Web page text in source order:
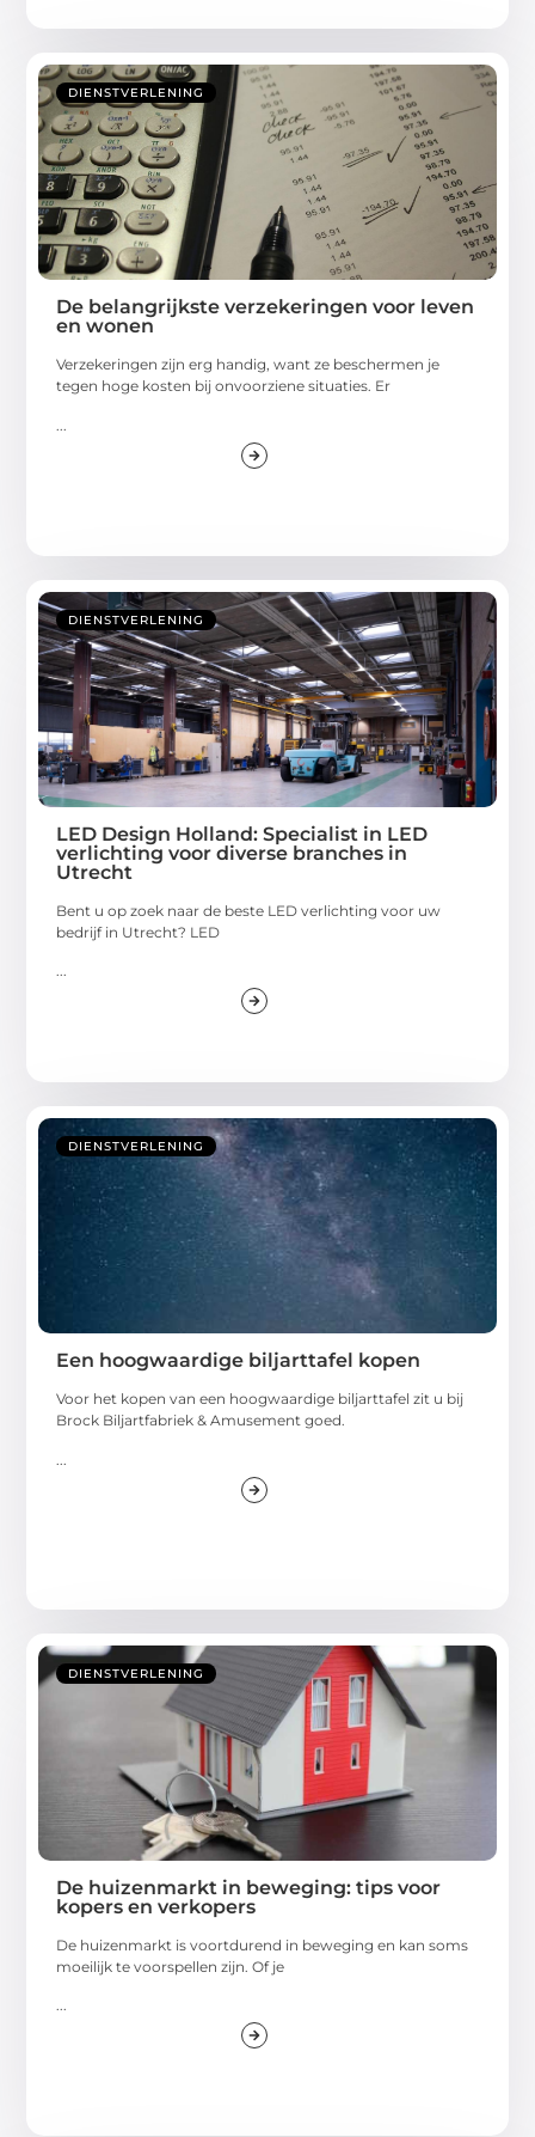
DIENSTVERLENING
De belangrijkste verzekeringen voor leven
en wonen
Verzekeringen zijn erg handig, want ze beschermen je
tegen hoge kosten bij onvoorziene situaties. Er
DIENSTVERLENING
LED Design Holland: Specialist in LED
verlichting voor diverse branches in
Utrecht
Bent u op zoek naar de beste LED verlichting voor uw
bedrijf in Utrecht? LED
...
DIENSTVERLENING
Een hoogwaardige biljarttafel kopen
Voor het kopen van een hoogwaardige biljarttafel zit u bij
Brock Biljartfabriek & Amusement goed.
DIENSTVERLENING
De huizenmarkt in beweging: tips voor
kopers en verkopers
De huizenmarkt is voortdurend in beweging en kan soms
moeilijk te voorspellen zijn. Of je